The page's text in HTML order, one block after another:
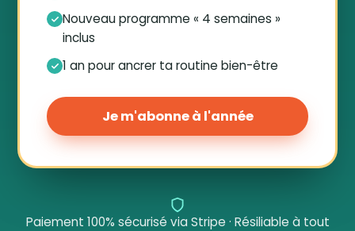
Nouveau programme « 4 semaines »
inclus
1 an pour ancrer ta routine bien-être
Je m'abonne à l'année
Paiement 100% sécurisé via Stripe · Résiliable à tout